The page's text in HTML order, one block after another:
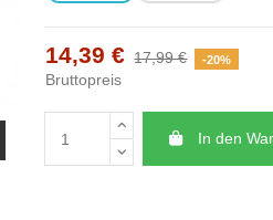
14,39 € 17,99 € -20%
Bruttopreis
In den